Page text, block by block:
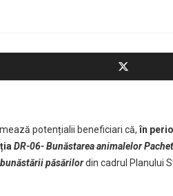
potențialii beneficiari că,în
DR-06- Bunăstarea animalelor
păsărilordin cadrul Planului